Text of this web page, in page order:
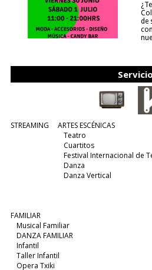
de
STREAMING
ARTES ESCÉNICAS
Teatro
Cuartitos
Festival Internacional de
Danza
Danza Vertical
FAMILIAR
Musical Familiar
DANZA FAMILIAR
Infantil
Taller Infantil
Opera Txiki